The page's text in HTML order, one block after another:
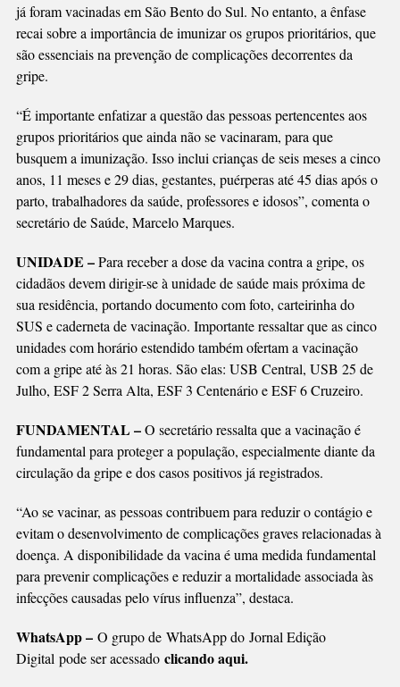
já foram vacinadas em São Bento do Sul. No entanto, a ênfase
recai sobre a importância de imunizar os grupos prioritários, que
são essenciais na prevenção de complicações decorrentes da
gripe.
“É importante enfatizar a questão das pessoas pertencentes aos
grupos prioritários que ainda não se vacinaram, para que
busquem a imunização. Isso inclui crianças de seis meses a cinco
anos, 11 meses e 29 dias, gestantes, puérperas até 45 dias após o
parto, trabalhadores da saúde, professores e idosos”, comenta o
secretário de Saúde, Marcelo Marques.
UNIDADE –Para receber a dose da vacina contra a gripe, os
cidadãos devem dirigir-se à unidade de saúde mais próxima de
sua residência, portando documento com foto, carteirinha do
SUS e caderneta de vacinação. Importante ressaltar que as cinco
unidades com horário estendido também ofertam a vacinação
com a gripe até às 21 horas. São elas: USB Central, USB 25 de
Julho, ESF 2 Serra Alta, ESF 3 Centenário e ESF 6 Cruzeiro.
FUNDAMENTAL –O secretário ressalta que a vacinação é
fundamental para proteger a população, especialmente diante da
circulação da gripe e dos casos positivos já registrados.
“Ao se vacinar, as pessoas contribuem para reduzir o contágio e
evitam o desenvolvimento de complicações graves relacionadas à
doença. A disponibilidade da vacina é uma medida fundamental
para prevenir complicações e reduzir a mortalidade associada às
infecções causadas pelo vírus influenza”, destaca.
WhatsApp – O grupo de WhatsApp do Jornal Edição
Digital pode ser acessado clicando aqui.